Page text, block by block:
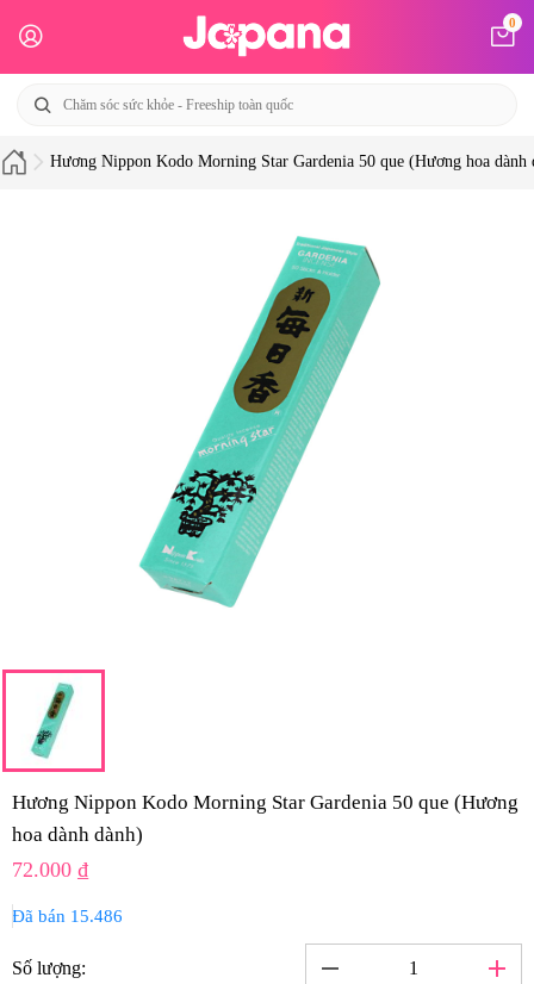
0
Hương Nippon Kodo Morning Star Gardenia 50 que (Hương hoa dành
Hương Nippon Kodo Morning Star Gardenia 50 que (Hương
hoa dành dành)
72.000 ₫
Đã bán 15.486
Số lượng: remove add